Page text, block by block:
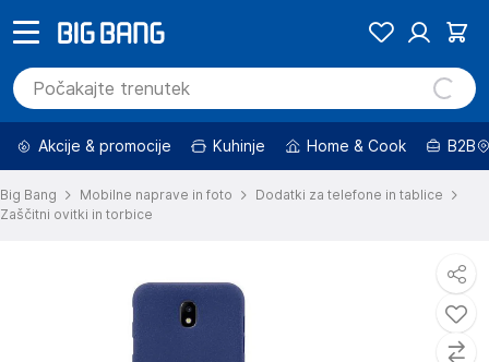
Akcije & promocije Kuhinje Home & Cook B2B
Big Bang Mobilne naprave in foto
Dodatki za telefone in tablice
Zaščitni ovitki in torbice